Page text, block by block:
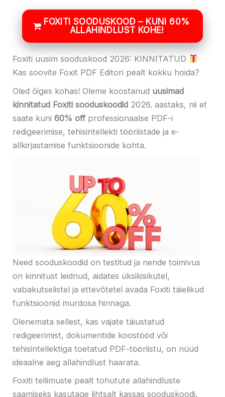
FOXITI SOODUSKOOD – KUNI 60%
ALLAHINDLUST KOHE!
Foxiti uusim sooduskood 2026: KINNITATUD
Kas soovite Foxit PDF Editori pealt kokku hoida?
Oled õiges kohas! Oleme koostanud uusimad
kinnitatud Foxiti sooduskoodid 2026. aastaks, nii et
saate kuni 60% off professionaalse PDF-i
redigeerimise, tehisintellekti tööriistade ja e-
allkirjastamise funktsioonide kohta.
Need sooduskoodid on testitud ja nende toimivus
on kinnitust leidnud, aidates üksikisikutel,
vabakutselistel ja ettevõtetel avada Foxiti täielikud
funktsioonid murdosa hinnaga.
Olenemata sellest, kas vajate täiustatud
redigeerimist, dokumentide koostööd või
tehisintellektiga toetatud PDF-tööriistu, on nüüd
ideaalne aeg allahindlust haarata.
Foxiti tellimuste pealt tohutute allahindluste
saamiseks kasutage lihtsalt kassas sooduskoodi.